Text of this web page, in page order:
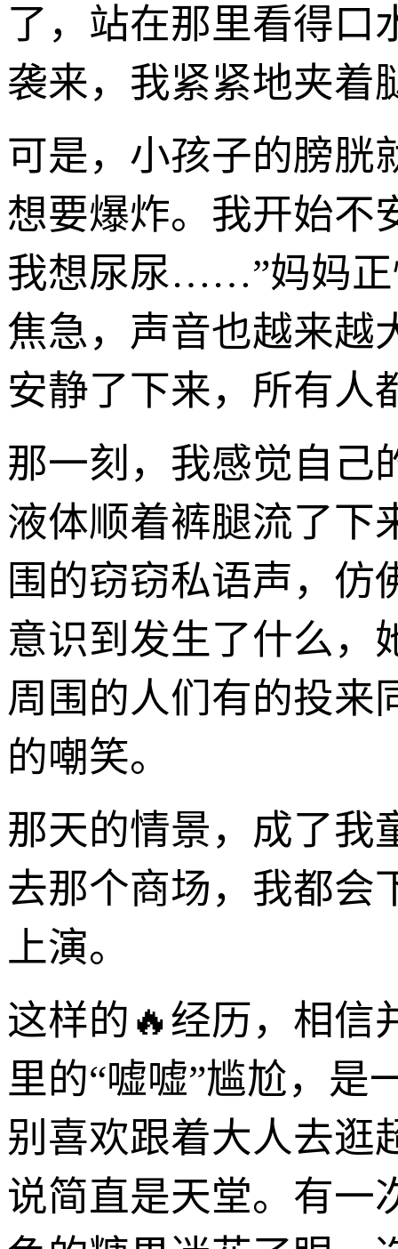
了，站在那里看得口
袭来，我紧紧地夹着
可是，小孩子的膀胱
想要爆炸。我开始不
我想尿尿……”妈妈正
焦急，声音也越来越
安静了下来，所有人
那一刻，我感觉自己
液体顺着裤腿流了下
围的窃窃私语声，仿
意识到发生了什么，
周围的人们有的投来
的嘲笑。
那天的情景，成了我
去那个商场，我都会
上演。
这样的🔥经历，相信
里的“嘘嘘”尴尬，是
别喜欢跟着大人去逛
说简直是天堂。有一